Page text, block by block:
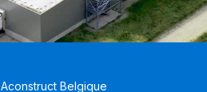
Aconstruct Belgique